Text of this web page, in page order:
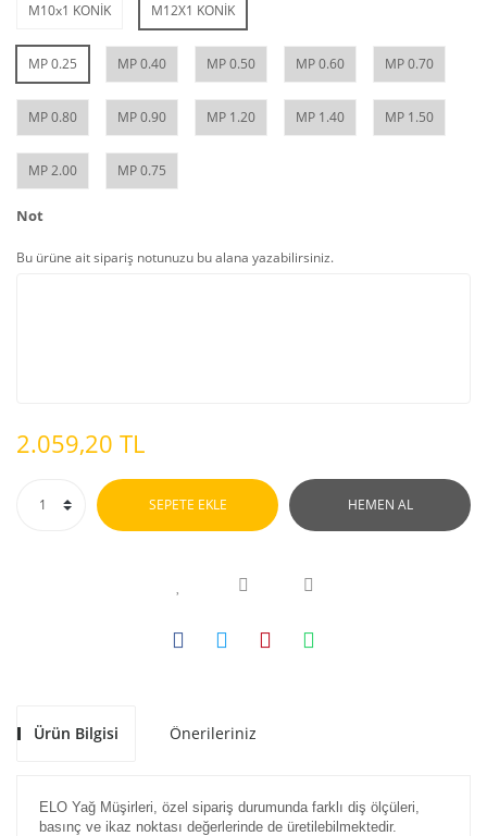
M10x1 KONİK M12X1 KONİK
MP 0.25 MP 0.40 MP 0.50 MP 0.60 MP 0.70
MP 0.80 MP 0.90 MP 1.20 MP 1.40 MP 1.50
MP 2.00 MP 0.75
Not
Bu ürüne ait sipariş notunuzu bu alana yazabilirsiniz.
2.059,20 TL
SEPETE EKLE HEMEN AL
Ürün Bilgisi Önerileriniz
ELO Yağ Müşirleri, özel sipariş durumunda farklı diş ölçüleri,
basınç ve ikaz noktası değerlerinde de üretilebilmektedir.